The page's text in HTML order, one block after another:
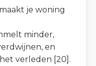
je woning
minder,
en
verleden [20].